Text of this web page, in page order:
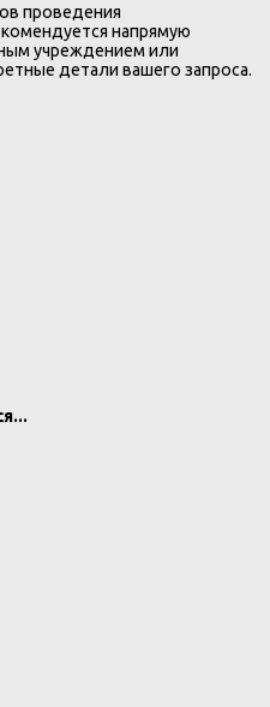
проведения
напрямую
учреждением или
детали вашего запроса.